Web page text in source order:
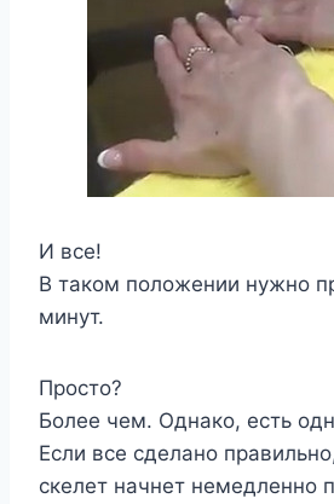
И все!
В таком положении нужно
минут.
Просто?
Более чем. Однако, есть
Если все сделано
скелет начнет немедленно